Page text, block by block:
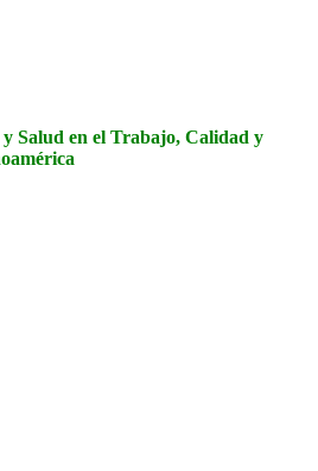
Salud en el Trabajo, Calidad y